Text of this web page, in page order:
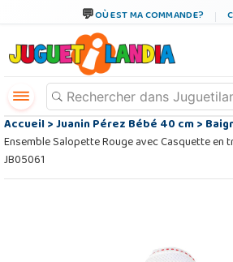
OÙ EST MA COMMANDE?
Accueil>Juanin Pérez Bébé 40 cm>
Ensemble Salopette Rouge avec Casquette en
JB05061